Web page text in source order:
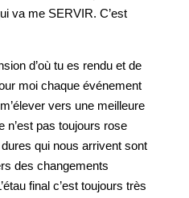
va me SERVIR. C’est
d’où tu es rendu et de
moi chaque événement
vers une meilleure
n’est pas toujours rose
qui nous arrivent sont
des changements
final c’est toujours très